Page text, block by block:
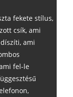
fekete stílus,
csík, ami
ami
fel-le